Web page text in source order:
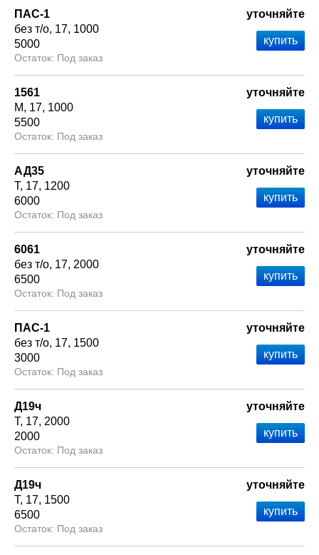
ПАС-1
без т/о 17 1000
5000
Под заказ
уточняйте
1561
М
17 1000
5500
Под заказ
уточняйте
АД35
Т 17 1200
6000
Под заказ
уточняйте
6061
без т/о 17 2000
6500
Под заказ
уточняйте
ПАС-1
без т/о 17 1500
3000
Под заказ
уточняйте
Д19ч
Т 17 2000
2000
Под заказ
уточняйте
Д19ч
Т 17 1500
6500
Под заказ
уточняйте